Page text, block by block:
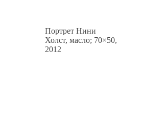
Портрет Нини
Холст, масло; 70×50,
2012